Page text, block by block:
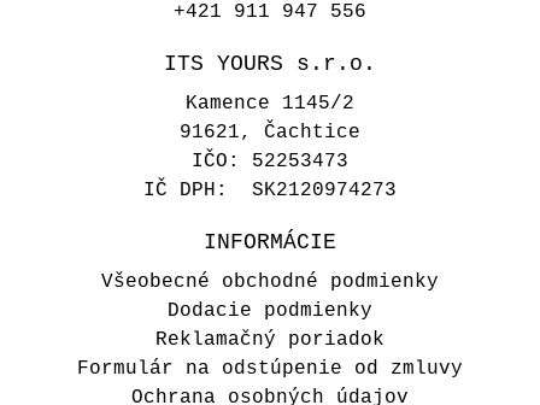
+421 911 947 556
ITS YOURS s.r.o.
Kamence 1145/2
91621, Čachtice
IČO: 52253473
IČ DPH: SK2120974273
INFORMÁCIE
Všeobecné obchodné podmienky
Dodacie podmienky
Reklamačný poriadok
Formulár na odstúpenie od zmluvy
Ochrana osobných údajov